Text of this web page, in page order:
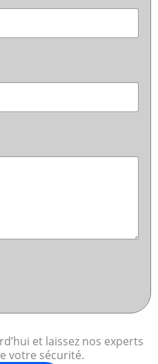
et laissez nos experts
votre sécurité.